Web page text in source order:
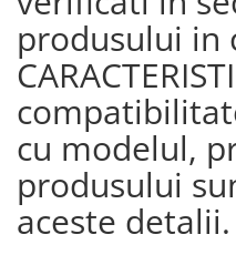
produsului in
cu modelul,
produsului
aceste detalii.